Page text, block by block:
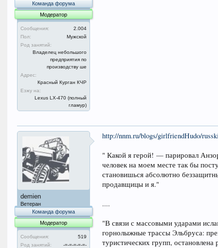
Команда форума
Модератор
Сообщения:
2.004
Пол:
Мужской
Род занятий:
Владелец небольшого
предприятия по
производству ше
Адрес:
Красный Курган КЧР
Езжу на:
Lexus LX-470 (полный
гламур)
demien
Ветеран
Команда форума
Модератор
Сообщения:
519
Род занятий:
-=-=-=-=-=-
http://nnm.ru/blogs/girlfriendHudo/
" Какой я герой! — парировал
человек на моем месте так бы
становишься абсолютно
продавщицы и я."
....
"В связи с массовыми ударами
горнолыжные трассы Эльбруса:
туристических групп,